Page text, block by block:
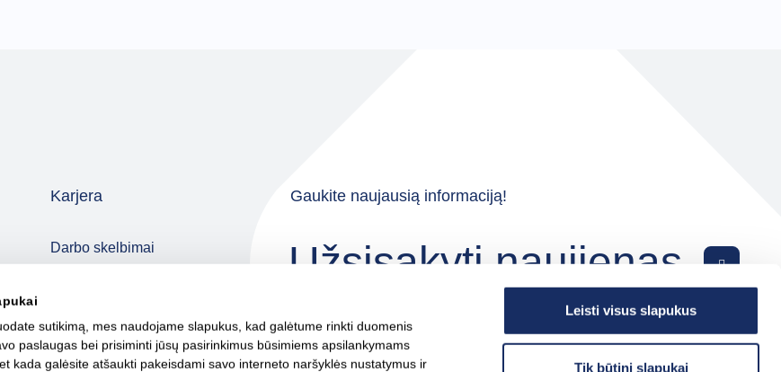
sutikimą, mes naudojame slapukus, kad galėtume rinkti duomenis
paslaugas bei prisiminti jūsų pasirinkimus būsimiems apsilankymams
kada galėsite atšaukti pakeisdami savo interneto naršyklės nustatymus ir
Leisti visus slapukus
Tik būtini slapukai
Karjera
Darbo skelbimai
Atlygis ir naudos
Kolegų istorijos
Gaukite naujausią informaciją!
Užsisakyti naujienas